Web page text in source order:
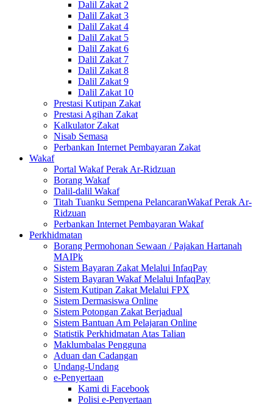
Dalil Zakat 2
Dalil Zakat 3
Dalil Zakat 4
Dalil Zakat 5
Dalil Zakat 6
Dalil Zakat 7
Dalil Zakat 8
Dalil Zakat 9
Dalil Zakat 10
Prestasi Kutipan Zakat
Prestasi Agihan Zakat
Kalkulator Zakat
Nisab Semasa
Perbankan Internet Pembayaran Zakat
Wakaf
Portal Wakaf Perak Ar-Ridzuan
Borang Wakaf
Dalil-dalil Wakaf
Titah Tuanku Sempena PelancaranWakaf Perak Ar-
Ridzuan
Perbankan Internet Pembayaran Wakaf
Perkhidmatan
Borang Permohonan Sewaan / Pajakan Hartanah
MAIPk
Sistem Bayaran Zakat Melalui InfaqPay
Sistem Bayaran Wakaf Melalui InfaqPay
Sistem Kutipan Zakat Melalui FPX
Sistem Dermasiswa Online
Sistem Potongan Zakat Berjadual
Sistem Bantuan Am Pelajaran Online
Statistik Perkhidmatan Atas Talian
Maklumbalas Pengguna
Aduan dan Cadangan
Undang-Undang
e-Penyertaan
Kami di Facebook
Polisi e-Penyertaan